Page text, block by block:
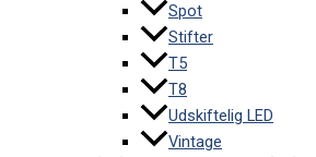
Spot
Stifter
T5
T8
Udskiftelig LED
Vintage